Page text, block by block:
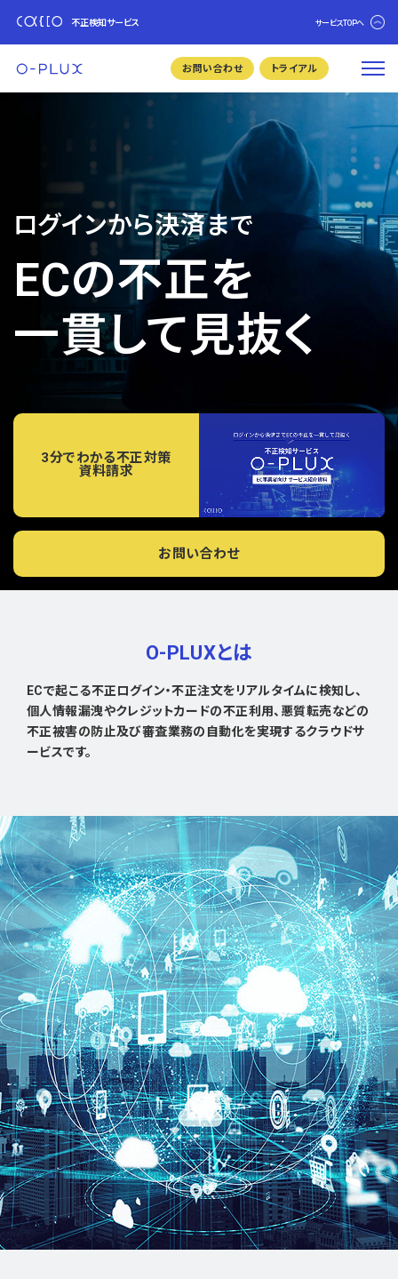
不正検知サービス サービスTOPへ
お問い合わせ トライアル
ログインから決済まで
ECの不正を
一貫して見抜く
3分でわかる不正対策
資料請求
お問い合わせ
O-PLUXとは
ECで起こる不正ログイン・不正注文をリアルタイムに検知し、
個人情報漏洩やクレジットカードの不正利用、悪質転売などの
不正被害の防止及び審査業務の自動化を実現するクラウドサ
ービスです。